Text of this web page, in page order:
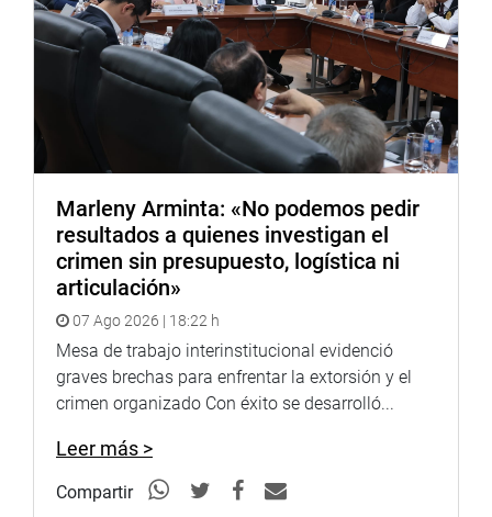
Marleny Arminta: «No podemos pedir
resultados a quienes investigan el
crimen sin presupuesto, logística ni
articulación»
07 Ago 2026 | 18:22 h
Mesa de trabajo interinstitucional evidenció
graves brechas para enfrentar la extorsión y el
crimen organizado Con éxito se desarrolló...
Leer más >
Compartir